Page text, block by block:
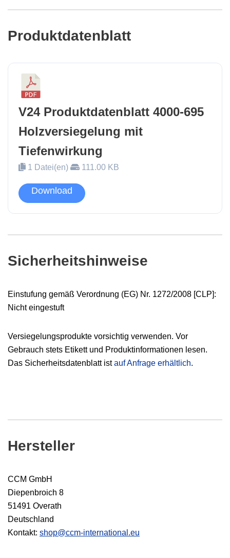
Produktdatenblatt
V24 Produktdatenblatt 4000-695
Holzversiegelung mit
Tiefenwirkung
1 Datei(en) 111.00 KB
Download
Sicherheitshinweise
Einstufung gemäß Verordnung (EG) Nr. 1272/2008 [CLP]:
Nicht eingestuft
Versiegelungsprodukte vorsichtig verwenden. Vor
Gebrauch stets Etikett und Produktinformationen lesen.
Das Sicherheitsdatenblatt istauf Anfrage erhältlich.
Hersteller
CCM GmbH
Diepenbroich 8
51491 Overath
Deutschland
Kontakt: shop@ccm-international.eu